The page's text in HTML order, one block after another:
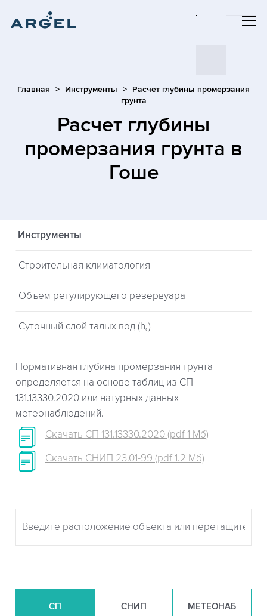
Главная Инструменты
Расчет глубины промерзания
грунта
Расчет глубины
промерзания грунта в
Гоше
Инструменты
Строительная климатология
Объем регулирующего резервуара
Суточный слой талых вод (hc)
Нормативная глубина промерзания грунта
определяется на основе таблиц из СП
131.13330.2020 или натурных данных
метеонаблюдений.
Скачать СП 131.13330.2020 (pdf 1 Мб)
Скачать СНИП 23.01-99 (pdf 1.2 Мб)
СП СНИП МЕТЕОНАБ